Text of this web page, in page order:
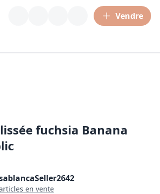
Vendre
fuchsia Banana
s en vente